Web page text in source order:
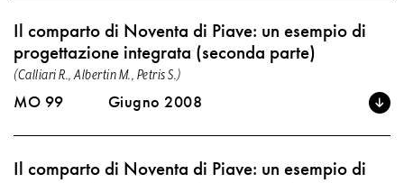
Il comparto di Noventa di Piave: un esempio di
progettazione integrata (seconda parte)
(Calliari R., Albertin M., Petris S.)
MO 99 Giugno 2008
Il comparto di Noventa di Piave: un esempio di